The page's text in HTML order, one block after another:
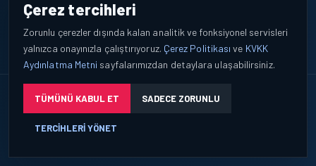
YouTube
WhatsApp
© 2026 AEROPORTIST I Havacılık Veri ve Analiz Platformu. Tüm
Okuyucu verileri yalnızca açık bilgilendirme ve tercih yönetimi
Çerez tercihleri
Zorunlu çerezler dışında kalan analitik ve fonksiyonel servisleri
yalnızca onayınızla çalıştırıyoruz. Çerez Politikası ve KVKK
Aydınlatma Metni sayfalarımızdan detaylara ulaşabilirsiniz.
TÜMÜNÜ KABUL ET SADECE ZORUNLU
TERCIHLERI YÖNET